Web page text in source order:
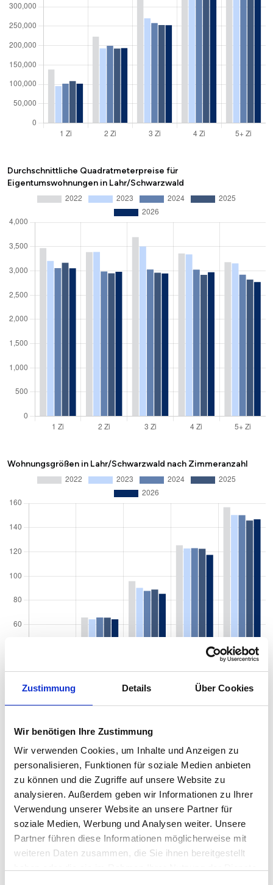
Zustimmung Details Über Cookies
Wir benötigen Ihre Zustimmung
Wir verwenden Cookies, um Inhalte und Anzeigen zu
personalisieren, Funktionen für soziale Medien anbieten
zu können und die Zugriffe auf unsere Website zu
analysieren. Außerdem geben wir Informationen zu Ihrer
Verwendung unserer Website an unsere Partner für
soziale Medien, Werbung und Analysen weiter. Unsere
Partner führen diese Informationen möglicherweise mit
weiteren Daten zusammen, die Sie ihnen bereitgestellt
Durchschnittliche Quadratmeterpreise für
Eigentumswohnungen in Lahr/Schwarzwald
Wohnungsgrößen in Lahr/Schwarzwald nach Zimmeranzahl
Quadratmeterpreise in Lahr/Schwarzwald für
Wohnungen nach Wohnungstyp
Wohnungspreise /m 2024 2026
Sonstige 3.207 € 3.180 € 3.246 €
Erdgeschosswohnung 3.128 € 3.035 € 3.077 €